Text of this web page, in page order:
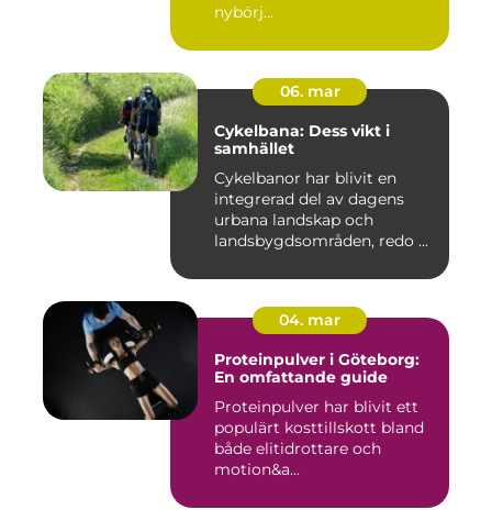
nybörj...
06. mar
Cykelbana: Dess vikt i
samhället
Cykelbanor har blivit en
integrerad del av dagens
urbana landskap och
landsbygdsområden, redo ...
04. mar
Proteinpulver i Göteborg:
En omfattande guide
Proteinpulver har blivit ett
populärt kosttillskott bland
både elitidrottare och
motion&a...